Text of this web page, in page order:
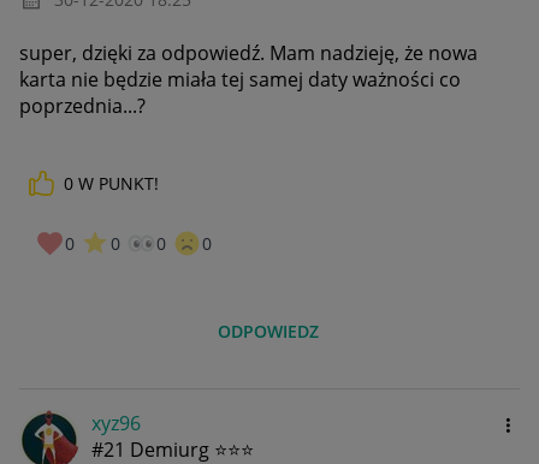
super, dzięki za odpowiedź. Mam nadzieję, że nowa
karta nie będzie miała tej samej daty ważności co
poprzednia...?
0 W PUNKT!
0 0 0 0
ODPOWIEDZ
xyz96
#21 Demiurg ⭐⭐⭐